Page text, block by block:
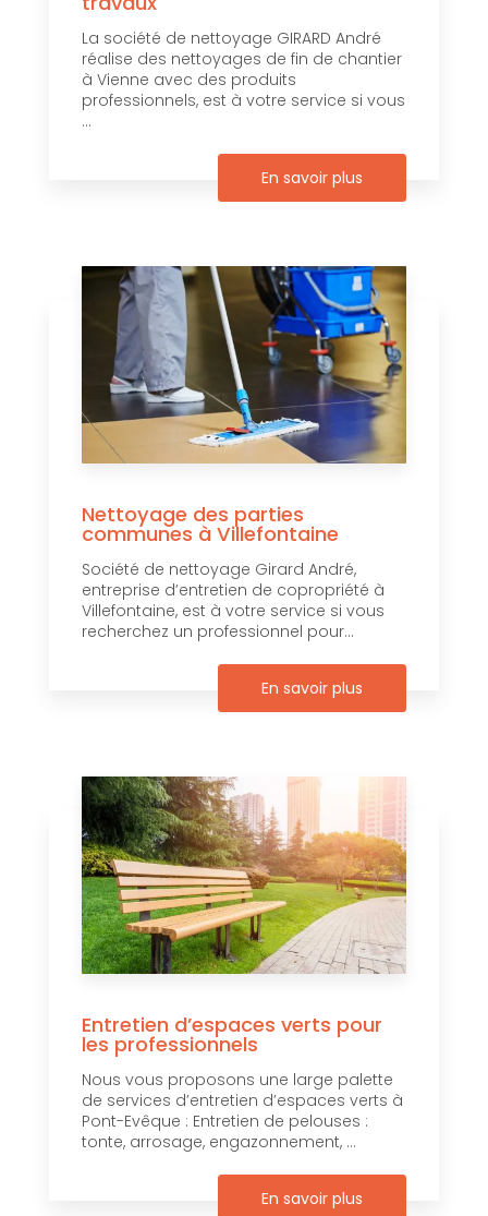
La société de nettoyage GIRARD André
réalise des nettoyages de fin de chantier
à Vienne avec des produits
professionnels, est à votre service si vous
...
En savoir plus
Nettoyage des parties
communes à Villefontaine
Société de nettoyage Girard André,
entreprise d’entretien de copropriété à
Villefontaine, est à votre service si vous
recherchez un professionnel pour...
En savoir plus
Entretien d’espaces verts pour
les professionnels
Nous vous proposons une large palette
de services d’entretien d’espaces verts à
Pont-Evêque : Entretien de pelouses :
tonte, arrosage, engazonnement, ...
En savoir plus